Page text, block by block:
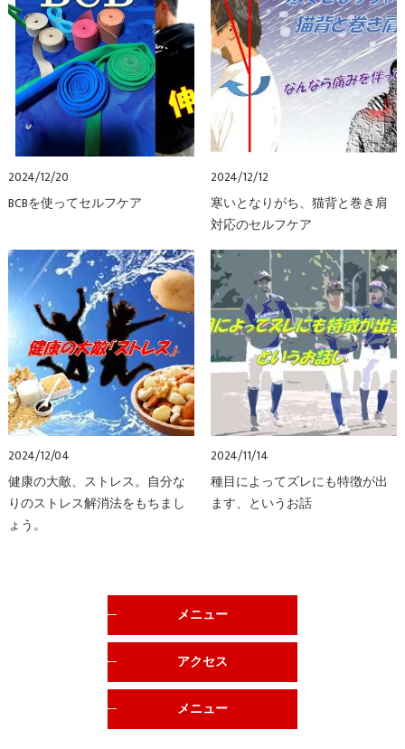
2024/12/20
BCBを使ってセルフケア
2024/12/12
寒いとなりがち、猫背と巻き肩
対応のセルフケア
2024/12/04
健康の大敵、ストレス。自分な
りのストレス解消法をもちまし
ょう。
2024/11/14
種目によってズレにも特徴が出
ます、というお話
メニュー
アクセス
メニュー